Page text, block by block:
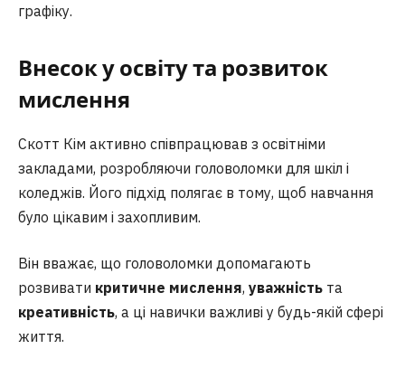
графіку.
Внесок у освіту та розвиток
мислення
Скотт Кім активно співпрацював з освітніми
закладами, розробляючи головоломки для шкіл і
коледжів. Його підхід полягає в тому, щоб навчання
було цікавим і захопливим.
Він вважає, що головоломки допомагають
розвивати критичне мислення, уважність та
креативність, а ці навички важливі у будь-якій сфері
життя.